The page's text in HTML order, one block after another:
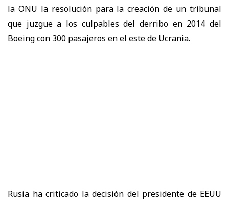
la ONU la resolución para la creación de un tribunal
que juzgue a los culpables del derribo en 2014 del
Boeing con 300 pasajeros en el este de Ucrania.
Rusia ha criticado la decisión del presidente de EEUU